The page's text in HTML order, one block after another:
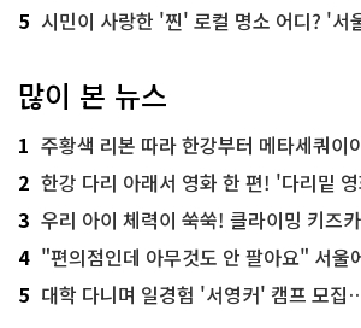
5 시민이 사랑한 '찐' 로컬 명소 어디? '서울
많이 본 뉴스
1 주황색 리본 따라 한강부터 메타세쿼이아 숲길까
2 한강 다리 아래서 영화 한 편! '다리밑
3 우리 아이 체력이 쑥쑥! 클라이밍 키즈
4 "편의점인데 아무것도 안 팔아요" 서울에서 가장
5 대학 다니며 일경험 '서영커' 캠프 모집